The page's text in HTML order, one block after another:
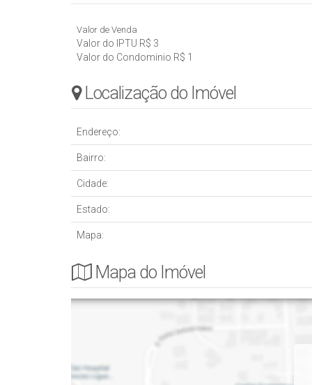
Valor de Venda
Valor do IPTU R$ 3
Valor do Condominio R$ 1
Localização do Imóvel
Endereço:
Bairro:
Cidade:
Estado:
Mapa:
Mapa do Imóvel